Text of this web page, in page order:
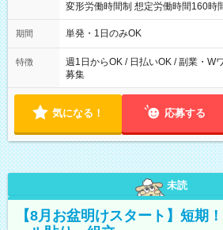
変形労働時間制 想定労働時間160時間/月 【シフト例】 ・
～21：00
期間 単発・1日のみOK
特徴
週1日からOK / 日払いOK / 副業・W
募集
気になる！ 応募する
未読
【8月お盆明けスタート】短期